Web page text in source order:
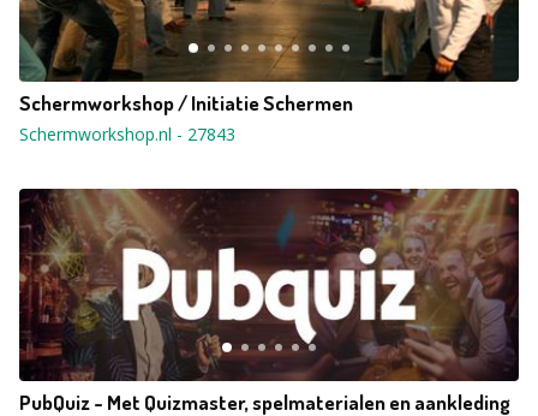
Schermworkshop / Initiatie Schermen
Schermworkshop.nl - 27843
PubQuiz - Met Quizmaster, spelmaterialen en aankleding